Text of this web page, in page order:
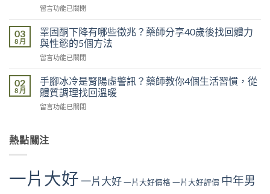
的
藥
師
門
真
實
案
析
睡
足
與
性
能
是
真
的
藥
師
門
實
析
在
酒
肚
影
響
功
能
嗎？
藥
門
案
留言功能已關閉
03
8 月
睪固酮下降有哪些徵兆？藥師分享40歲後找回體力
與性慾的5個方法
在
固
酮
下
降
些
師
留言功能已關閉
02
8 月
手腳冰冷是腎陽虛警訊？藥師教你4個生活習慣，從
體質調理找回溫暖
在
冰
冷
陽
虛
留言功能已關閉
熱點關注
一片大好一片大好一片大好價格一片大好評價 中年男